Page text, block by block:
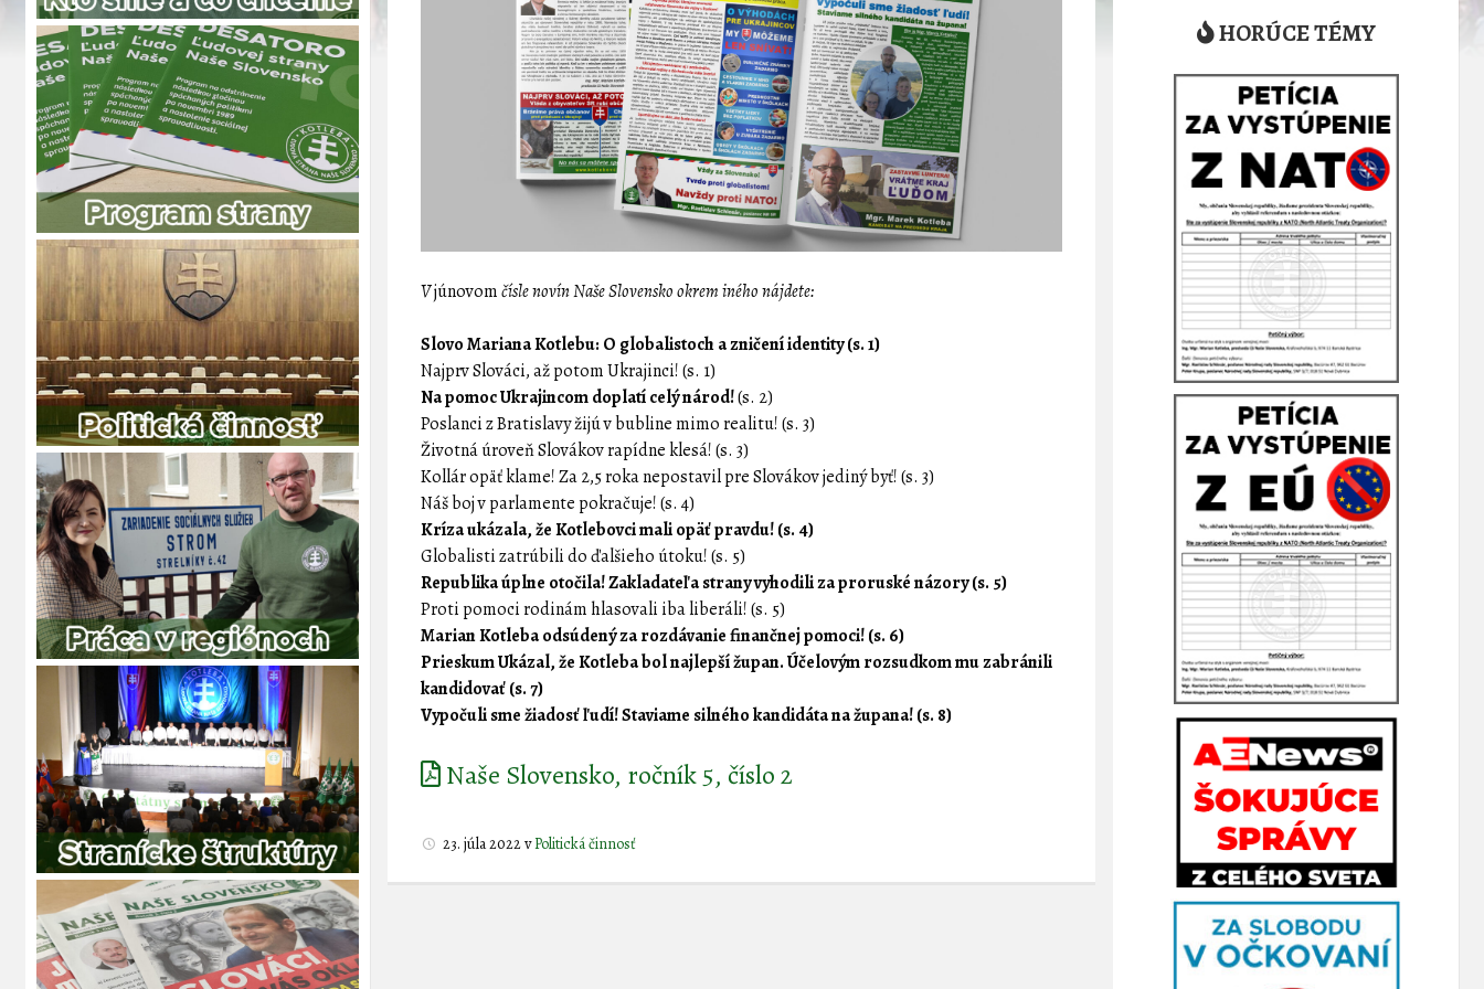
Vjúnovomčísle novín Naše Slovensko okrem iného nájdete:
Slovo Mariana Kotlebu: O globalistoch a zničení identity (s. 1)
Najprv Slováci, až potom Ukrajinci! (s. 1)
Na pomoc Ukrajincom doplatí celý národ!(s. 2)
Poslanci z Bratislavy žijú v bubline mimo realitu! (s. 3)
Životná úroveň Slovákov rapídne klesá! (s. 3)
Kollár opäť klame! Za 2,5 roka nepostavil pre Slovákov jediný byť! (s. 3)
Náš boj v parlamente pokračuje! (s. 4)
Kríza ukázala, že Kotlebovci mali opäť pravdu! (s. 4)
Globalisti zatrúbili do ďalšieho útoku! (s. 5)
Republika úplne otočila! Zakladateľa strany vyhodili za proruské názory (s. 5)
Proti pomoci rodinám hlasovali iba liberáli! (s. 5)
Marian Kotleba odsúdený za rozdávanie finančnej pomoci! (s. 6)
Prieskum Ukázal, že Kotleba bol najlepší župan. Účelovým rozsudkom mu zabránili
kandidovať (s. 7)
Vypočuli sme žiadosť ľudí! Staviame silného kandidáta na župana! (s. 8)
Naše Slovensko, ročník 5, číslo 2
23. júla 2022vPolitická činnosť
HORÚCE TÉMY